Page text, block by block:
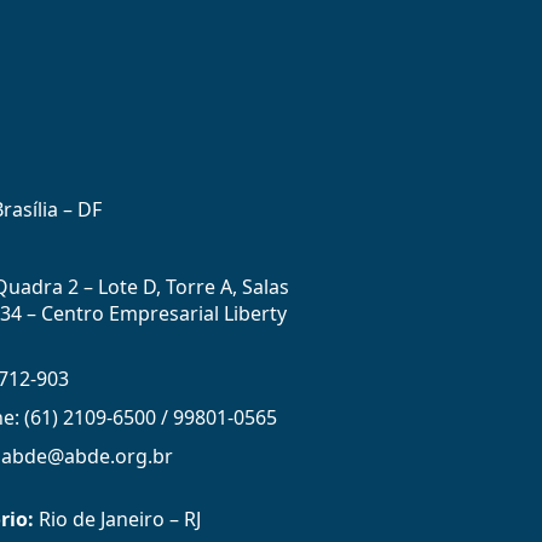
– DF
2 – Lote D, Torre A, Salas
– Centro Empresarial Liberty
903
(61) 2109-6500 / 99801-0565
Rio de Janeiro – RJ